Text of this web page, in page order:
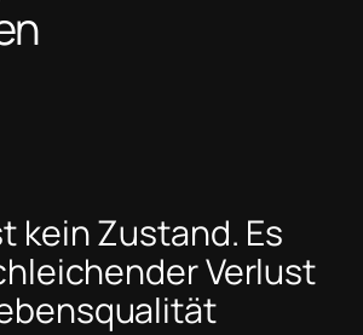
kein Zustand. Es
Verlust